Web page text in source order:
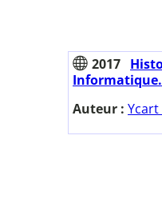
2017
Auteur :